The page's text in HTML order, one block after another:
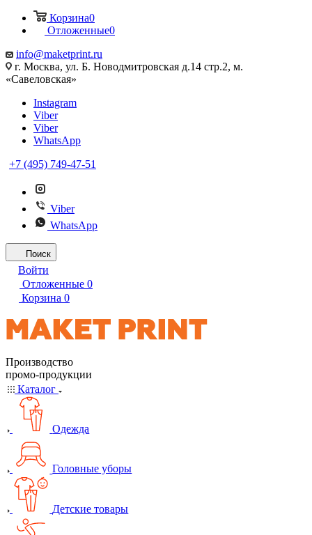
Корзина0
Отложенные0
info@maketprint.ru
г. Москва, ул. Б. Новодмитровская д.14 стр.2, м.
«Савеловская»
Instagram
Viber
Viber
WhatsApp
+7 (495) 749-47-51
Viber
WhatsApp
Поиск
Войти
Отложенные 0
Корзина 0
Производство
промо-продукции
Каталог
Одежда
Головные уборы
Детские товары